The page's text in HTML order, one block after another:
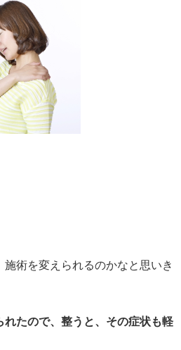
施術を変えられるのかなと思いき
たので、整うと、その症状も軽